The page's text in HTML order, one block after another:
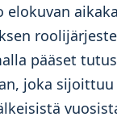
pääset
joka sijoittuu